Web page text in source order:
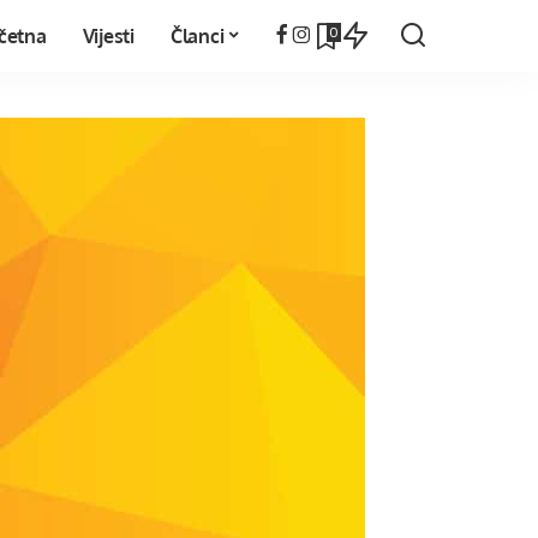
Vijesti Članci 0